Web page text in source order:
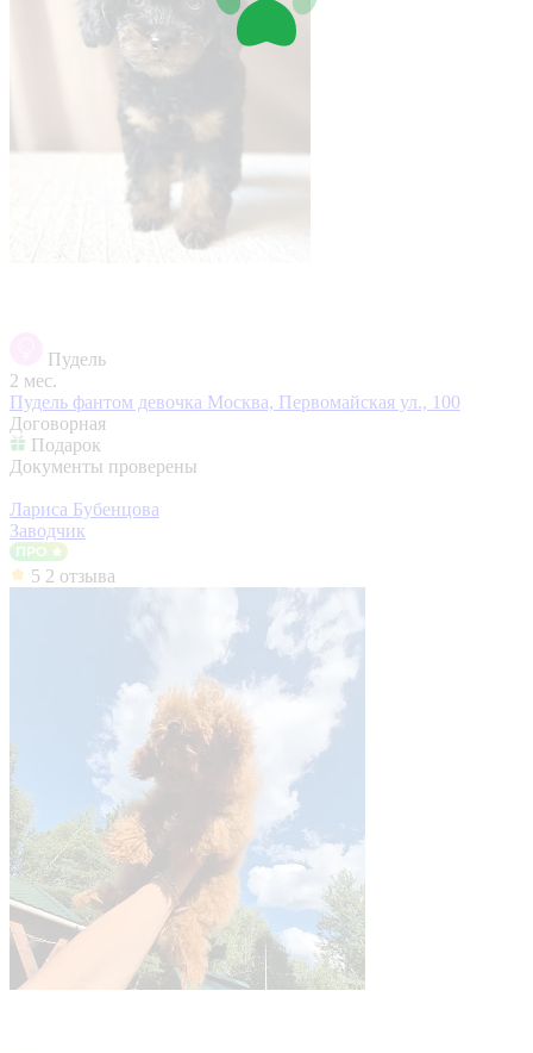
Пудель
2 мес.
Пудель фантом девочка Москва, Первомайская ул., 100
Договорная
Подарок
Документы проверены
Лариса Бубенцова
Заводчик
5 2 отзыва